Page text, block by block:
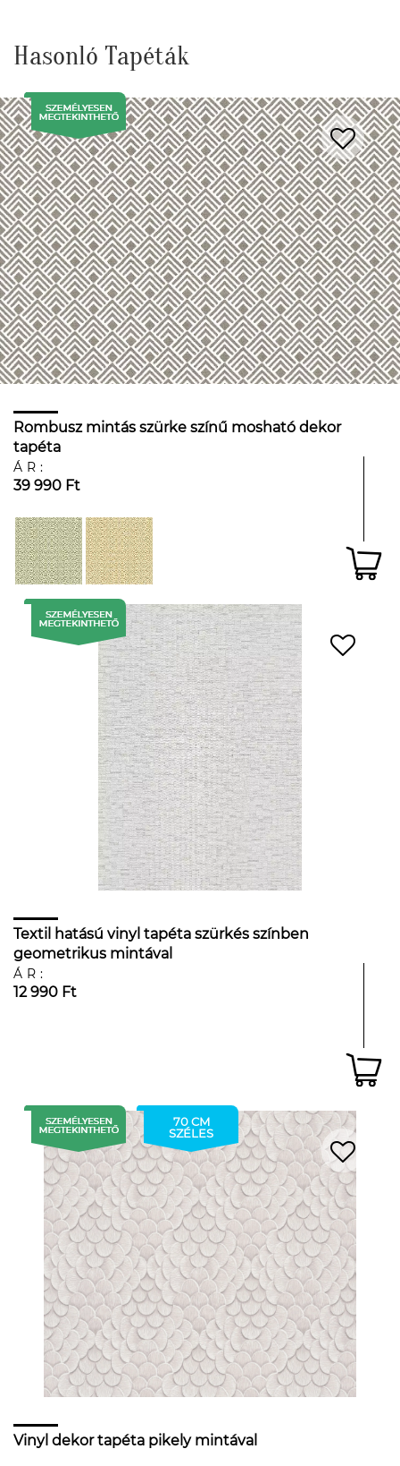
Hasonló Tapéták
Rombusz mintás szürke színű mosható dekor
tapéta
ÁR:
39 990 Ft
Textil hatású vinyl tapéta szürkés színben
geometrikus mintával
ÁR:
12 990 Ft
70 CM
SZÉLES
Vinyl dekor tapéta pikely mintával